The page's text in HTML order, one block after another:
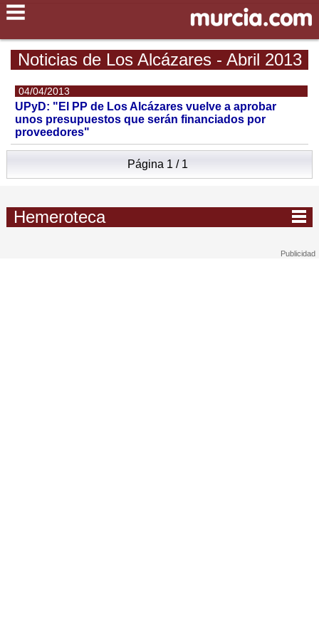
Noticias de Los Alcázares - Abril 2013
04/04/2013
UPyD: "El PP de Los Alcázares vuelve a aprobar
unos presupuestos que serán financiados por
proveedores"
Página 1 / 1
Hemeroteca